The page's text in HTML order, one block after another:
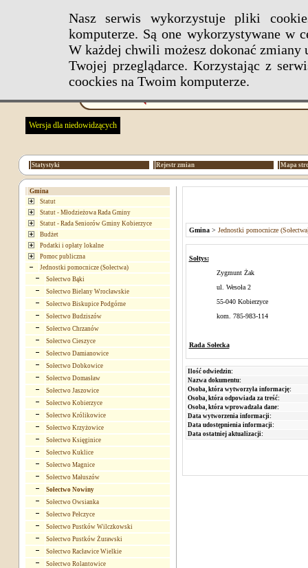
Nasz serwis wykorzystuje pliki
komputerze. Są one wykorzystywane w
W każdej chwili możesz dokonać
Twojej przeglądarce. Korzystając z
coockies na Twoim komputerze.
Wersja dla niedowidzących
Statystyki Rejestr zmian Mapa
Gmina
Statut
Statut - Młodzieżowa Rada Gminy
Statut - Rada Seniorów Gminy Kobierzyce
Budżet
Podatki i opłaty lokalne
Pomoc publiczna
Jednostki pomocnicze (Sołectwa)
Sołectwo Bąki
Sołectwo Bielany Wrocławskie
Sołectwo Biskupice Podgórne
Sołectwo Budziszów
Sołectwo Chrzanów
Sołectwo Cieszyce
Sołectwo Damianowice
Sołectwo Dobkowice
Sołectwo Domasław
Sołectwo Jaszowice
Sołectwo Kobierzyce
Sołectwo Królikowice
Sołectwo Krzyżowice
Sołectwo Księginice
Sołectwo Kuklice
Sołectwo Magnice
Sołectwo Małuszów
Sołectwo Nowiny
Sołectwo Owsianka
Sołectwo Pełczyce
Sołectwo Pustków Wilczkowski
Sołectwo Pustków Żurawski
Sołectwo Racławice Wielkie
Sołectwo Rolantowice
Gmina> Jednostki pomocnicze
Sołtys:
Zygmunt Żak
ul. Wesoła 2
55-040 Kobierzyce
kom. 785-983-114
Rada Sołecka
Ilość odwiedzin:
Nazwa dokumentu:
Osoba, która wytworzyła informację:
Osoba, która odpowiada za treść:
Osoba, która wprowadzała dane:
Data wytworzenia informacji:
Data udostępnienia informacji:
Data ostatniej aktualizacji: